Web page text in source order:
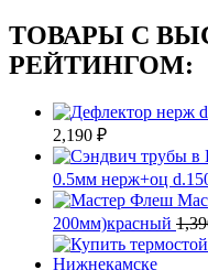
ТОВАРЫ С
РЕЙТИНГОМ:
2,190 ₽
0.5мм нерж+оц
200мм)красный